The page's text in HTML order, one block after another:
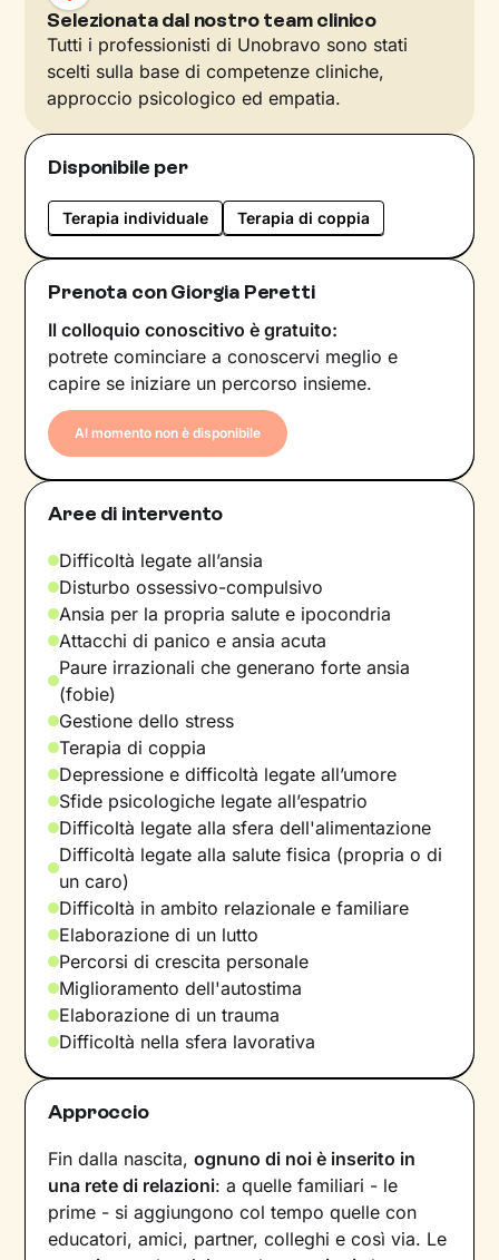
Selezionata dal nostro team clinico
Tutti i professionisti di Unobravo sono stati
scelti sulla base di competenze cliniche,
approccio psicologico ed empatia.
Disponibile per
Terapia individuale Terapia di coppia
Prenota con Giorgia Peretti
Il colloquio conoscitivo è gratuito:
potrete cominciare a conoscervi meglio e
capire se iniziare un percorso insieme.
Al momento non è disponibile
Aree di intervento
Difficoltà legate all’ansia
Disturbo ossessivo-compulsivo
Ansia per la propria salute e ipocondria
Attacchi di panico e ansia acuta
Paure irrazionali che generano forte ansia
(fobie)
Gestione dello stress
Terapia di coppia
Depressione e difficoltà legate all’umore
Sfide psicologiche legate all’espatrio
Difficoltà legate alla sfera dell'alimentazione
Difficoltà legate alla salute fisica (propria o di
un caro)
Difficoltà in ambito relazionale e familiare
Elaborazione di un lutto
Percorsi di crescita personale
Miglioramento dell'autostima
Elaborazione di un trauma
Difficoltà nella sfera lavorativa
Approccio
Fin dalla nascita,ognuno di noi è inserito in
una rete di relazioni: a quelle familiari - le
prime - si aggiungono col tempo quelle con
educatori, amici, partner, colleghi e così via. Le